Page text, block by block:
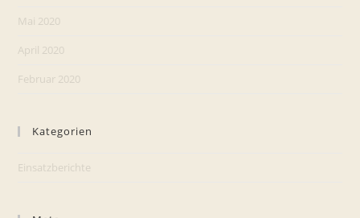
Mai 2020
April 2020
Februar 2020
Kategorien
Einsatzberichte